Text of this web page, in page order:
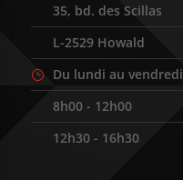
35, bd. des Scillas
L-2529 Howald
} Du lundi au vendredi
8h00 - 12h00
12h30 - 16h30